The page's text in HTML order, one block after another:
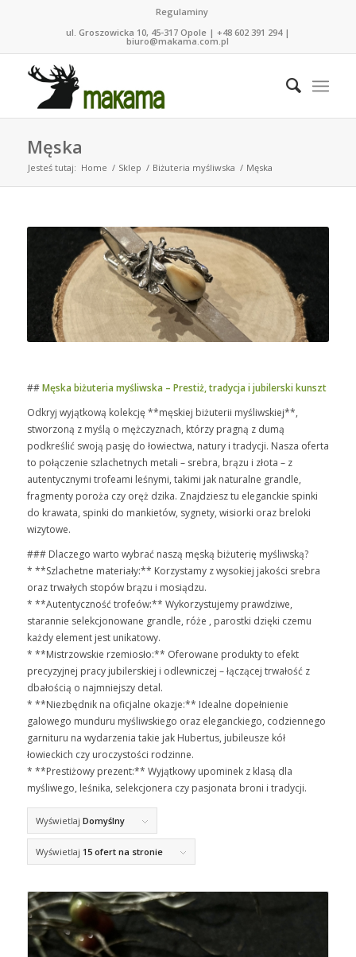
Regulaminy
ul. Groszowicka 10, 45-317 Opole | +48 602 391 294 |
biuro@makama.com.pl
Męska
Jesteś tutaj: Home / Sklep / Biżuteria myśliwska / Męska
##Męska biżuteria myśliwska – Prestiż, tradycja i jubilerski kunszt
Odkryj wyjątkową kolekcję **męskiej biżuterii myśliwskiej**,
stworzoną z myślą o mężczyznach, którzy pragną z dumą
podkreślić swoją pasję do łowiectwa, natury i tradycji. Nasza oferta
to połączenie szlachetnych metali – srebra, brązu i złota – z
autentycznymi trofeami leśnymi, takimi jak naturalne grandle,
fragmenty poroża czy oręż dzika. Znajdziesz tu eleganckie spinki
do krawata, spinki do mankietów, sygnety, wisiorki oraz breloki
wizytowe.
### Dlaczego warto wybrać naszą męską biżuterię myśliwską?
* **Szlachetne materiały:** Korzystamy z wysokiej jakości srebra
oraz trwałych stopów brązu i mosiądzu.
* **Autentyczność trofeów:** Wykorzystujemy prawdziwe,
starannie selekcjonowane grandle, róże , parostki dzięki czemu
każdy element jest unikatowy.
* **Mistrzowskie rzemiosło:** Oferowane produkty to efekt
precyzyjnej pracy jubilerskiej i odlewniczej – łączącej trwałość z
dbałością o najmniejszy detal.
* **Niezbędnik na oficjalne okazje:** Idealne dopełnienie
galowego munduru myśliwskiego oraz eleganckiego, codziennego
garnituru na wydarzenia takie jak Hubertus, jubileusze kół
łowieckich czy uroczystości rodzinne.
* **Prestiżowy prezent:** Wyjątkowy upominek z klasą dla
myśliwego, leśnika, selekcjonera czy pasjonata broni i tradycji.
Wyświetlaj Domyślny
Wyświetlaj 15 ofert na stronie